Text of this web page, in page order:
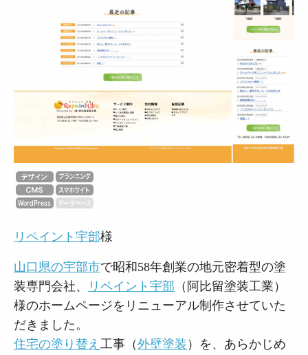
リペイント宇部様
山口県の宇部市で昭和58年創業の地元密着型の塗
装専門会社、
リペイント宇部 （阿比留塗装工業）
様のホームページをリニューアル制作させていた
だきました。
住宅の塗り替え 工事（外壁塗装 ）を、あらかじめ